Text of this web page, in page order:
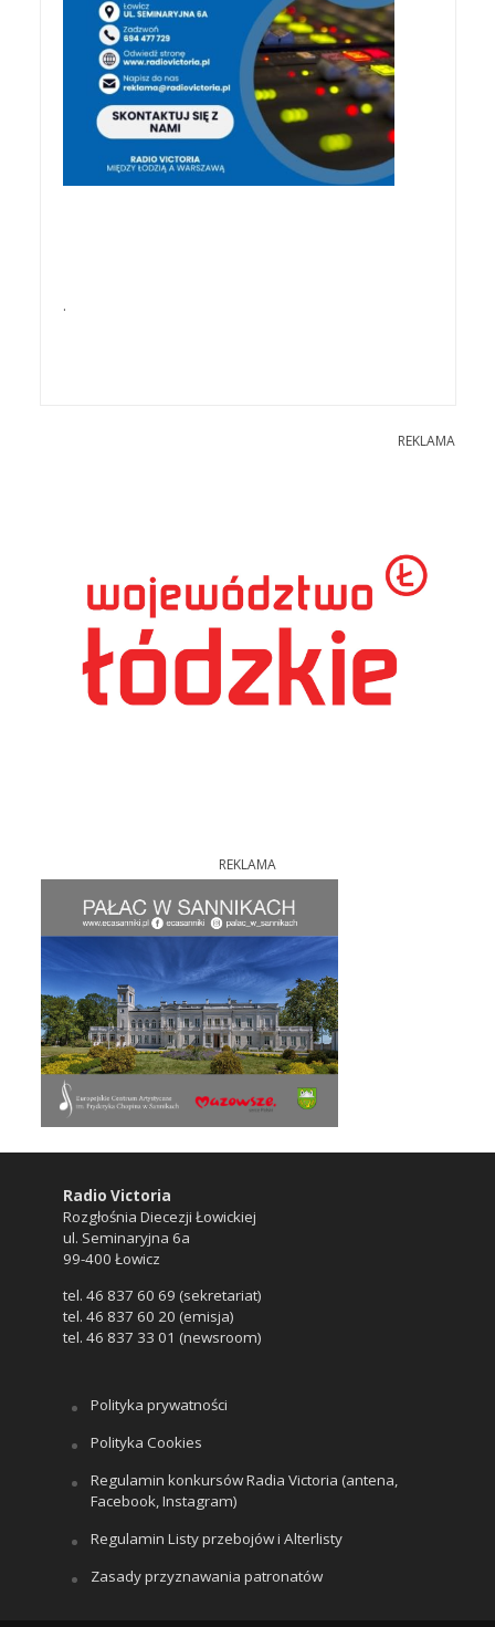
.
REKLAMA
REKLAMA
Radio Victoria
Rozgłośnia Diecezji Łowickiej
ul. Seminaryjna 6a
99-400 Łowicz
tel. 46 837 60 69 (sekretariat)
tel. 46 837 60 20 (emisja)
tel. 46 837 33 01 (newsroom)
Polityka prywatności
Polityka Cookies
Regulamin konkursów Radia Victoria (antena,
Facebook, Instagram)
Regulamin Listy przebojów i Alterlisty
Zasady przyznawania patronatów